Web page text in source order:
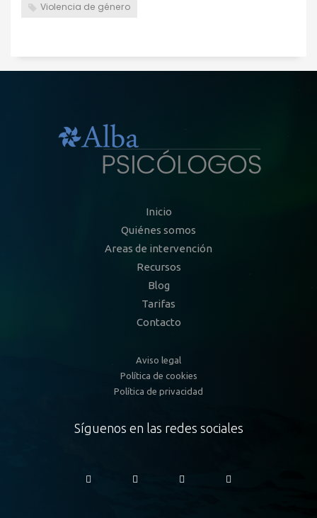
Violencia de género
Inicio
Quiénes somos
Areas de intervención
Recursos
Blog
Tarifas
Contacto
Aviso legal
Política de cookies
Política de privacidad
Síguenos en las redes sociales